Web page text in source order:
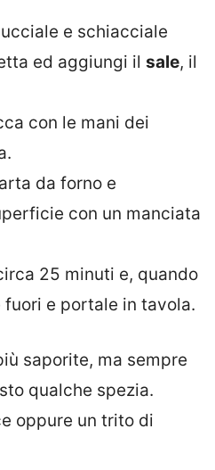
e schiacciale
ed aggiungi il sale, il
con le mani dei
da forno e
con un manciata
25 minuti e, quando
e portale in tavola.
saporite, ma sempre
qualche spezia.
oppure un trito di